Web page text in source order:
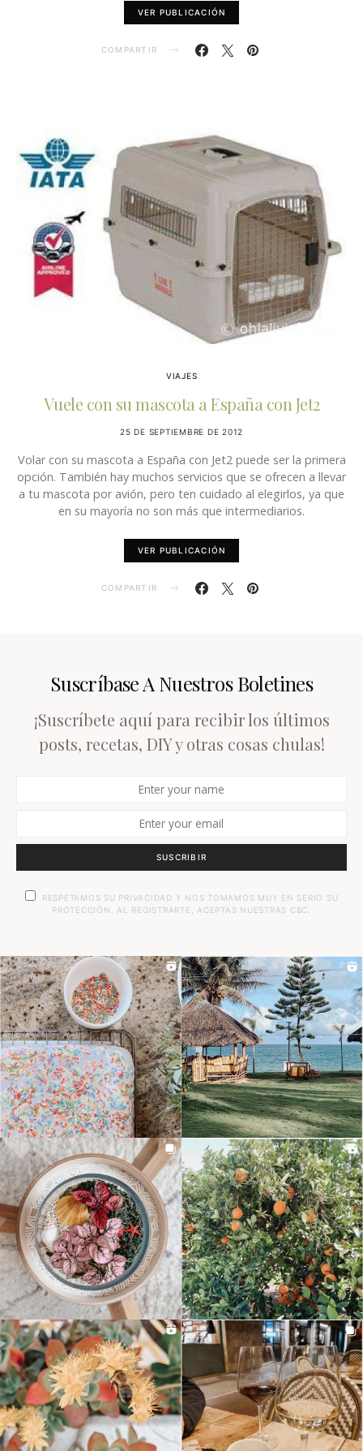
VER PUBLICACIÓN
COMPARTIR
VIAJES
Vuele con su mascota a España con Jet2
25 DE SEPTIEMBRE DE 2012
Volar con su mascota a España con Jet2 puede ser la primera
opción. También hay muchos servicios que se ofrecen a llevar
a tu mascota por avión, pero ten cuidado al elegirlos, ya que
en su mayoría no son más que intermediarios.
VER PUBLICACIÓN
COMPARTIR
Suscríbase A Nuestros Boletines
¡Suscríbete aquí para recibir los últimos
posts, recetas, DIY y otras cosas chulas!
SUSCRIBIR
RESPETAMOS SU PRIVACIDAD Y NOS TOMAMOS MUY EN SERIO SU
PROTECCIÓN. AL REGISTRARTE, ACEPTAS NUESTRAS C&C.